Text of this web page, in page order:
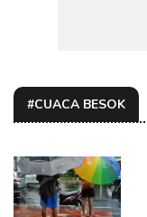
#CUACA BESOK